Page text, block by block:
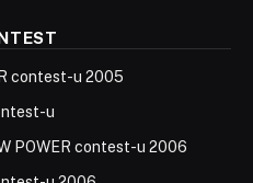
contest-u 2005
u
POWER contest-u 2006